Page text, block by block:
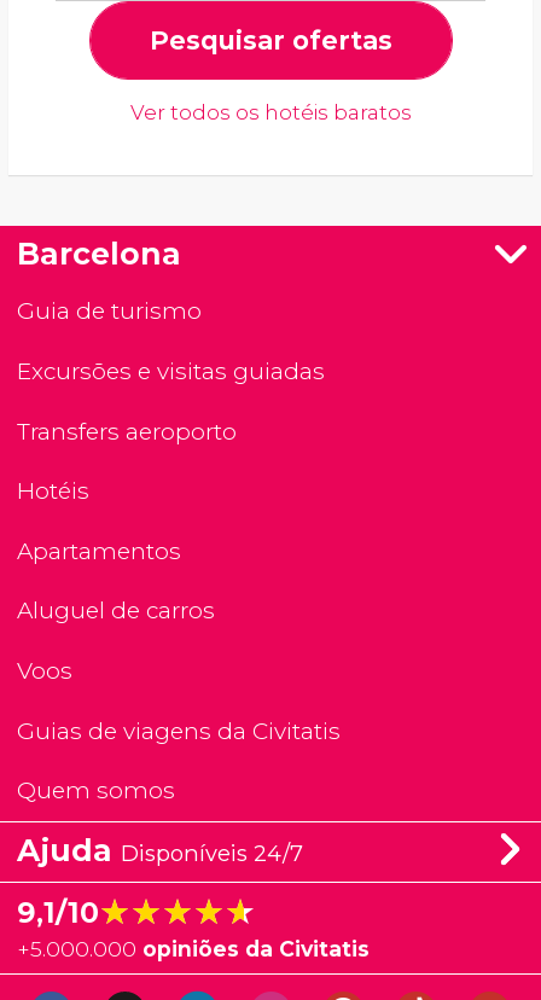
Pesquisar ofertas
Ver todos os hotéis baratos
Barcelona
Guia de turismo
Excursões e visitas guiadas
Transfers aeroporto
Hotéis
Apartamentos
Aluguel de carros
Voos
Guias de viagens da Civitatis
Quem somos
Ajuda Disponíveis 24/7
9,1/10★★★★★
★★★★★
+5.000.000 opiniões da Civitatis